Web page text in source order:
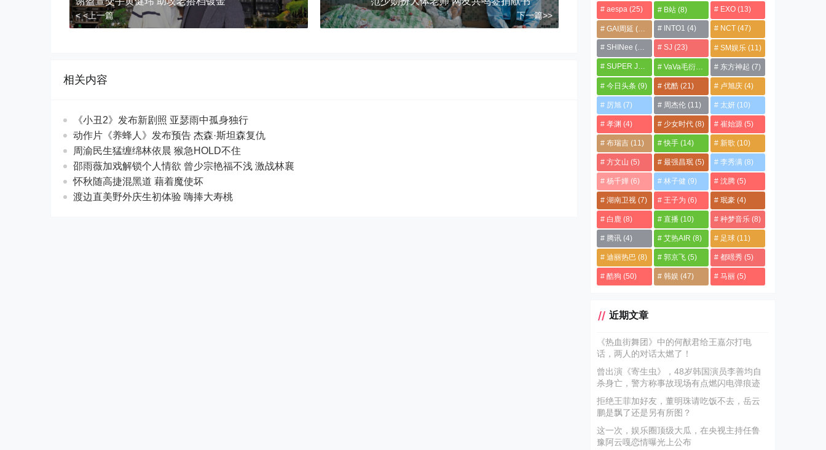
< <上一篇 下一篇>>
相关内容
《小丑2》发布新剧照 亚瑟雨中孤身独行
动作片《养蜂人》发布预告 杰森·斯坦森复仇
周渝民生猛缠绵林依晨 猴急HOLD不住
邵雨薇加戏解锁个人情欲 曾少宗艳福不浅 激战林襄
怀秋随高捷混黑道 藉着魔使坏
渡边直美野外庆生初体验 嗨捧大寿桃
aespa (25) B站(8) EXO(13)
GAI周延 (21) INTO1 (4) NCT(47)
SHINee (13) SJ (23) SM娱乐(11)
SUPER JUNIOR (4)
VaVa毛衍七 东方神起 (7)
今日头条 (9) 优酷(21) 卢旭庆(4)
厉旭 (7) 周杰伦(11) 太妍(10)
孝渊 (4) 少女时代(8) 崔始源(5)
布瑞吉 (11) 快手(14) 新歌 (10)
方文山 (5) 最强昌珉(5) 李秀满(8)
杨千嬅 (6) 林子健 (9) 沈腾(5)
湖南卫视 (7) 王子为 (6) 珉豪(4)
白鹿 (8) 直播(10) 种梦音乐(8)
腾讯 (4) 艾热AIR (8) 足球(11)
迪丽热巴 (8) 郭京飞(5) 都暻秀 (5)
酷狗 (50) 韩娱 (47) 马丽(5)
近期文章
《热血街舞团》中的何猷君给王嘉尔打电
话，两人的对话太燃了！
曾出演《寄生虫》，48岁韩国演员李善均自
杀身亡，警方称事故现场有点燃闪电弹痕迹
拒绝王菲加好友，董明珠请吃饭不去，岳云
鹏是飘了还是另有所图？
这一次，娱乐圈顶级大瓜，在央视主持任鲁
豫阿云嘎恋情曝光上公布